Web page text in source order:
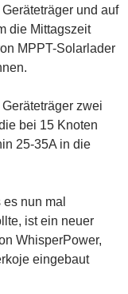
und auf
die Mittagszeit
MPPT-Solarlader
zwei
bei 15 Knoten
25-35A in die
nun mal
ist ein neuer
WhisperPower,
eingebaut